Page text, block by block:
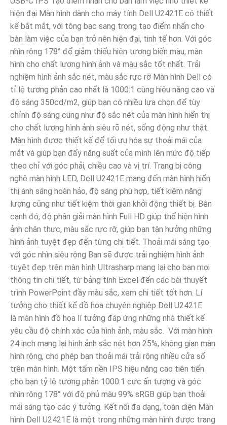
hiện đại Màn hình dành cho máy tính Dell U2421E có thiết
kế bắt mắt, với tông bạc sang trọng tạo điểm nhấn cho
bàn làm việc của bạn trở nên hiện đại, tinh tế hơn. Với góc
nhìn rộng 178° để giảm thiểu hiện tượng biến màu, màn
hình cho chất lượng hình ảnh và màu sắc tốt nhất. Trải
nghiệm hình ảnh sắc nét, màu sắc rực rỡ Màn hình Dell có
tỉ lệ tương phản cao nhất là 1000:1 cùng hiệu năng cao và
độ sáng 350cd/m2, giúp bạn có nhiều lựa chọn để tùy
chỉnh độ sáng cũng như độ sắc nét của màn hình hiển thị
cho chất lượng hình ảnh siêu rõ nét, sống động như thật.
Màn hình được thiết kế để tối ưu hóa sự thoải mái của
mắt và giúp bạn đẩy năng suất của mình lên mức độ tiếp
theo chỉ với góc phải, chiều cao và vị trí. Trang bị công
nghệ màn hình LED, Dell U2421E mang đến màn hình hiển
thị ánh sáng hoàn hảo, độ sáng phù hợp, tiết kiệm năng
lượng cũng như tiết kiệm thời gian khởi động thiết bị. Bên
cạnh đó, độ phân giải màn hình Full HD giúp thể hiện hình
ảnh chân thực, màu sắc rực rỡ, giúp bạn tận hưởng những
hình ảnh tuyệt đẹp đến từng chi tiết. Thoải mái sáng tạo
với góc nhìn siêu rộng Bạn sẽ được trải nghiệm hình ảnh
tuyệt đẹp trên màn hình Ultrasharp mang lại cho bạn mọi
thông tin chi tiết, từ bảng tính Excel đến các bài thuyết
trình PowerPoint đầy màu sắc, xem chi tiết tốt hơn. Lí
tưởng cho thiết kế đồ họa chuyên nghiệp Dell U2421E
là màn hình đồ họa lí tưởng đáp ứng những nhà thiết kế
yêu cầu độ chính xác của hình ảnh, màu sắc. Với màn hình
24 inch mang lại hình ảnh sắc nét hơn 25%, không gian màn
hình rộng, cho phép bạn thoải mái trải rộng nhiều cửa sổ
trên màn hình. Một tấm nền IPS hiệu năng cao tiên tiến
cho bạn tỷ lệ tương phản 1000:1 cực ấn tượng và góc
nhìn rộng 178° với độ phủ màu 99% sRGB giúp bạn thoải
mái sáng tạo các ý tưởng. Kết nối đa dạng, toàn diện Màn
hình Dell U2421E là một trong những màn hình được trang